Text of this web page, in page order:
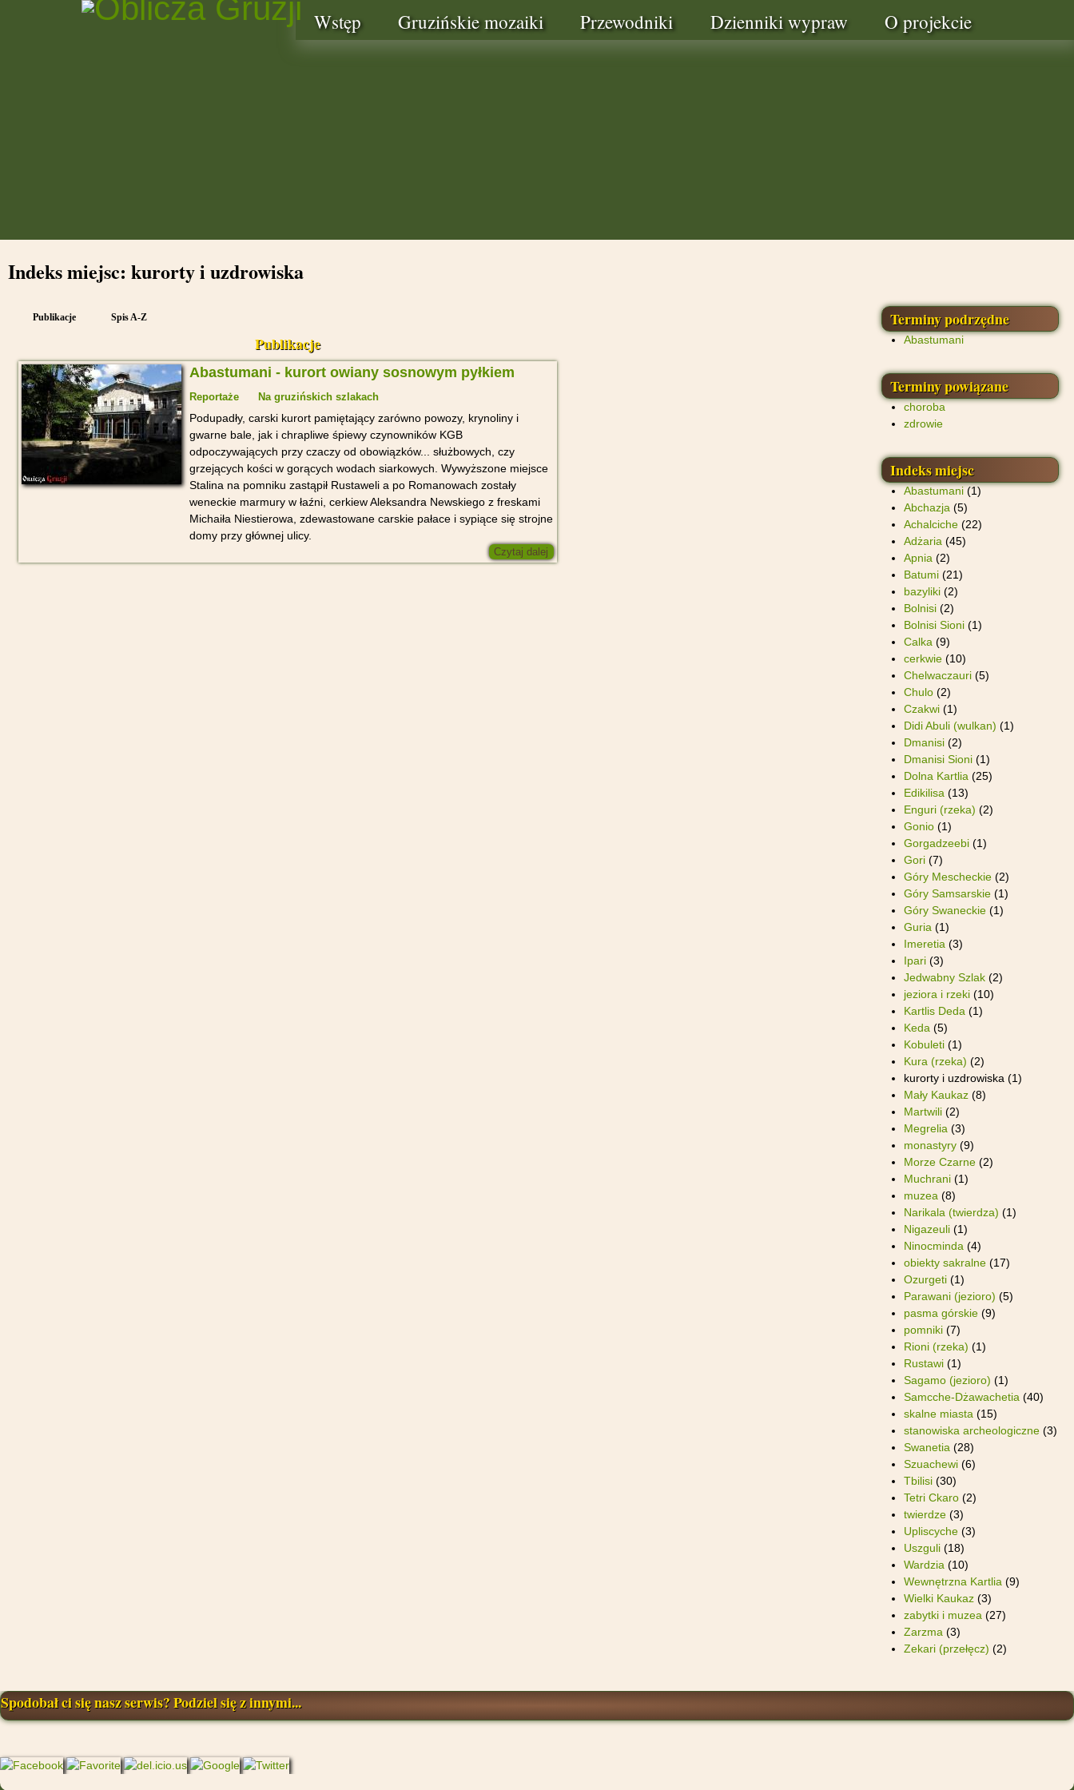
Wstęp Gruzińskie mozaiki Przewodniki Dzienniki wypraw O projekcie
Indeks miejsc: kurorty i uzdrowiska
Publikacje Spis A-Z
Publikacje
Abastumani - kurort owiany sosnowym pyłkiem
Reportaże Na gruzińskich szlakach
Podupadły, carski kurort pamiętający zarówno powozy, krynoliny i
gwarne bale, jak i chrapliwe śpiewy czynowników KGB
odpoczywających przy czaczy od obowiązków... służbowych, czy
grzejących kości w gorących wodach siarkowych. Wywyższone miejsce
Stalina na pomniku zastąpił Rustaweli a po Romanowach zostały
weneckie marmury w łaźni, cerkiew Aleksandra Newskiego z freskami
Michaiła Niestierowa, zdewastowane carskie pałace i sypiące się strojne
domy przy głównej ulicy.
Czytaj dalej
Terminy podrzędne
Abastumani
Terminy powiązane
choroba
zdrowie
Indeks miejsc
Abastumani (1)
Abchazja (5)
Achalciche (22)
Adżaria (45)
Apnia (2)
Batumi (21)
bazyliki (2)
Bolnisi (2)
Bolnisi Sioni (1)
Calka (9)
cerkwie (10)
Chelwaczauri (5)
Chulo (2)
Czakwi (1)
Didi Abuli (wulkan) (1)
Dmanisi (2)
Dmanisi Sioni (1)
Dolna Kartlia (25)
Edikilisa (13)
Enguri (rzeka) (2)
Gonio (1)
Gorgadzeebi (1)
Gori (7)
Góry Mescheckie (2)
Góry Samsarskie (1)
Góry Swaneckie (1)
Guria (1)
Imeretia (3)
Ipari (3)
Jedwabny Szlak (2)
jeziora i rzeki (10)
Kartlis Deda (1)
Keda (5)
Kobuleti (1)
Kura (rzeka) (2)
kurorty i uzdrowiska (1)
Mały Kaukaz (8)
Martwili (2)
Megrelia (3)
monastyry (9)
Morze Czarne (2)
Muchrani (1)
muzea (8)
Narikala (twierdza) (1)
Nigazeuli (1)
Ninocminda (4)
obiekty sakralne (17)
Ozurgeti (1)
Parawani (jezioro) (5)
pasma górskie (9)
pomniki (7)
Rioni (rzeka) (1)
Rustawi (1)
Sagamo (jezioro) (1)
Samcche-Dżawachetia (40)
skalne miasta (15)
stanowiska archeologiczne (3)
Swanetia (28)
Szuachewi (6)
Tbilisi (30)
Tetri Ckaro (2)
twierdze (3)
Upliscyche (3)
Uszguli (18)
Wardzia (10)
Wewnętrzna Kartlia (9)
Wielki Kaukaz (3)
zabytki i muzea (27)
Zarzma (3)
Zekari (przełęcz) (2)
Spodobał ci się nasz serwis? Podziel się z innymi...